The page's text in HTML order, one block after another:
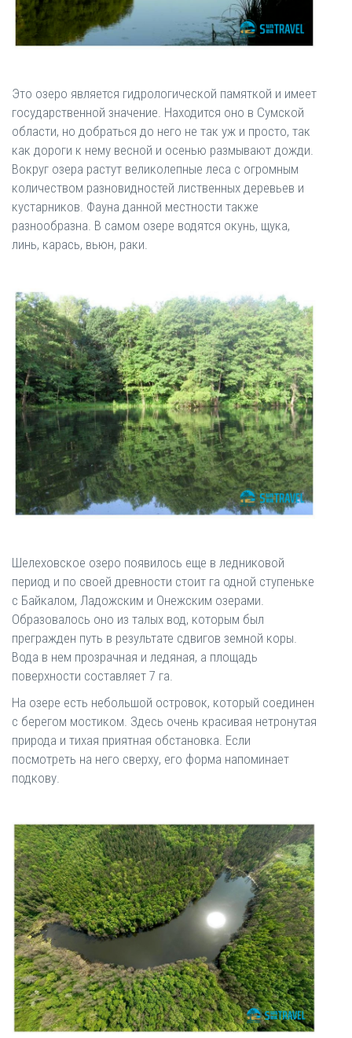
Это озеро является гидрологической памяткой и имеет
государственной значение. Находится оно в Сумской
области, но добраться до него не так уж и просто, так
как дороги к нему весной и осенью размывают дожди.
Вокруг озера растут великолепные леса с огромным
количеством разновидностей лиственных деревьев и
кустарников. Фауна данной местности также
разнообразна. В самом озере водятся окунь, щука,
линь, карась, вьюн, раки.
Шелеховское озеро появилось еще в ледниковой
период и по своей древности стоит га одной ступеньке
с Байкалом, Ладожским и Онежским озерами.
Образовалось оно из талых вод, которым был
прегражден путь в результате сдвигов земной коры.
Вода в нем прозрачная и ледяная, а площадь
поверхности составляет 7 га.
На озере есть небольшой островок, который соединен
с берегом мостиком. Здесь очень красивая нетронутая
природа и тихая приятная обстановка. Если
посмотреть на него сверху, его форма напоминает
подкову.